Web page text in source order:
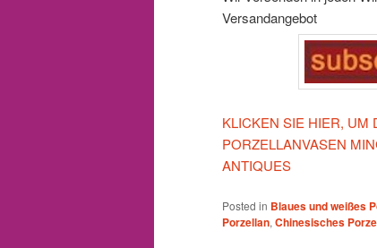
Versandangebot
KLICKEN SIE HIER, UM
PORZELLANVASEN
ANTIQUES
Posted in Blaues und weißes
Porzellan, Chinesisches